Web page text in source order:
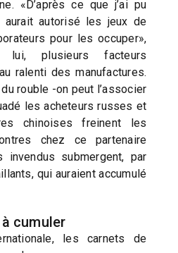
«D’après ce que j’ai pu
aurait autorisé les jeux de
pour les occuper»,
lui, plusieurs facteurs
ralenti des manufactures.
rouble -on peut l’associer
les acheteurs russes et
chinoises freinent les
chez ce partenaire
invendus submergent, par
qui auraient accumulé
cumuler
les carnets de